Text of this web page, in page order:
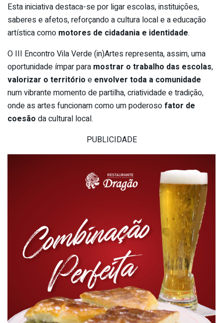
Esta iniciativa destaca-se por ligar escolas, instituições,
saberes e afetos, reforçando a cultura local e a educação
artística como motores de cidadania e identidade.
O III Encontro Vila Verde (in)Artes representa, assim, uma
oportunidade ímpar para mostrar o trabalho das escolas,
valorizar o território e envolver toda a comunidade
num vibrante momento de partilha, criatividade e tradição,
onde as artes funcionam como um poderoso fator de
coesão da cultural local.
PUBLICIDADE